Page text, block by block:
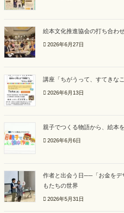
絵本文化推進協会の打ち合わ
2026年6月27日
講座「ちがうって、すてきな
2026年6月13日
親子でつくる物語から、絵本
2026年6月6日
作者と出会う日──「お金をデ
もたちの世界
2026年5月31日